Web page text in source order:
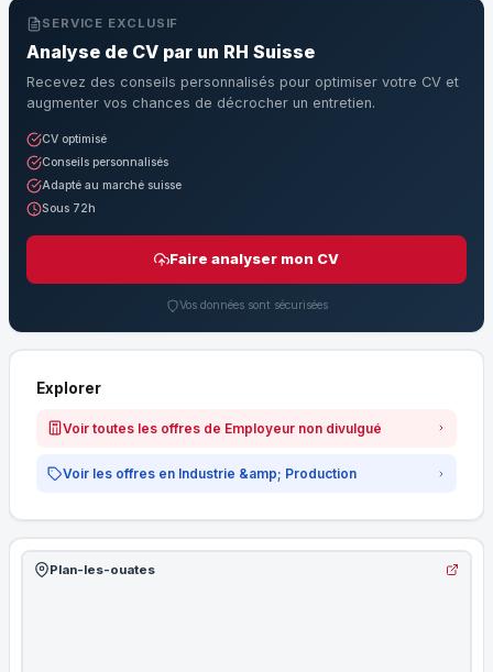
SERVICE EXCLUSIF
Analyse de CV par un RH Suisse
Recevez des conseils personnalisés pour optimiser votre CV et
augmenter vos chances de décrocher un entretien.
CV optimisé
Conseils personnalisés
Adapté au marché suisse
Sous 72h
Faire analyser mon CV
Vos données sont sécurisées
Explorer
Voir toutes les offres de Employeur non divulgué
Voir les offres en Industrie &amp; Production
Plan-les-ouates